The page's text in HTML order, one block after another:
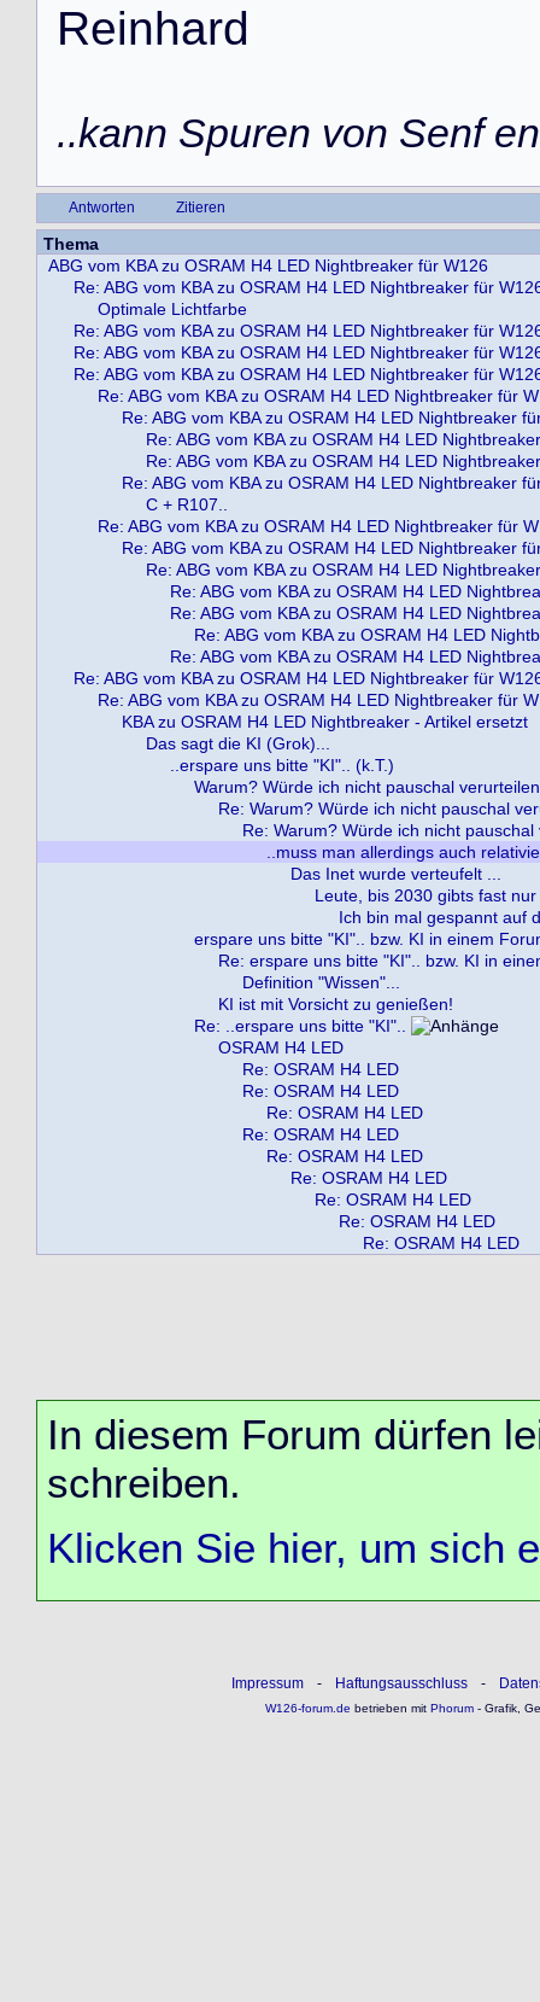
Reinhard
..kann Spuren von Senf
Antworten Zitieren
Thema
ABG vom KBA zu OSRAM H4 LED Nightbreaker für W126
Re: ABG vom KBA zu OSRAM H4 LED Nightbreaker für
Optimale Lichtfarbe
Re: ABG vom KBA zu OSRAM H4 LED Nightbreaker für
Re: ABG vom KBA zu OSRAM H4 LED Nightbreaker für
Re: ABG vom KBA zu OSRAM H4 LED Nightbreaker für
Re: ABG vom KBA zu OSRAM H4 LED Nightbreaker für
Re: ABG vom KBA zu OSRAM H4 LED Nightbreaker
Re: ABG vom KBA zu OSRAM H4 LED
Re: ABG vom KBA zu OSRAM H4 LED
Re: ABG vom KBA zu OSRAM H4 LED Nightbreaker
C + R107..
Re: ABG vom KBA zu OSRAM H4 LED Nightbreaker für
Re: ABG vom KBA zu OSRAM H4 LED Nightbreaker
Re: ABG vom KBA zu OSRAM H4 LED
Re: ABG vom KBA zu OSRAM H4 LED
Re: ABG vom KBA zu OSRAM H4 LED
Re: ABG vom KBA zu OSRAM H4 LED
Re: ABG vom KBA zu OSRAM H4 LED
Re: ABG vom KBA zu OSRAM H4 LED Nightbreaker für
Re: ABG vom KBA zu OSRAM H4 LED Nightbreaker für
KBA zu OSRAM H4 LED Nightbreaker - Artikel ersetzt
Das sagt die KI (Grok)...
..erspare uns bitte "KI".. (k.T.)
Warum? Würde ich nicht pauschal
Re: Warum? Würde ich nicht pauschal
Re: Warum? Würde ich nicht
..muss man allerdings auch
Das Inet wurde verteufelt ...
Leute, bis 2030 gibts fast
Ich bin mal gespannt auf
erspare uns bitte "KI".. bzw. KI in einem
Re: erspare uns bitte "KI".. bzw. KI in
Definition "Wissen"...
KI ist mit Vorsicht zu genießen!
Re: ..erspare uns bitte "KI"..
OSRAM H4 LED
Re: OSRAM H4 LED
Re: OSRAM H4 LED
Re: OSRAM H4 LED
Re: OSRAM H4 LED
Re: OSRAM H4 LED
Re: OSRAM H4 LED
Re: OSRAM H4 LED
Re: OSRAM H4 LED
Re: OSRAM H4 LED
In diesem Forum dürfen
schreiben.
Klicken Sie hier, um sich
Impressum - Haftungsausschluss -
W126-forum.de betrieben mitPhorum- Grafik,